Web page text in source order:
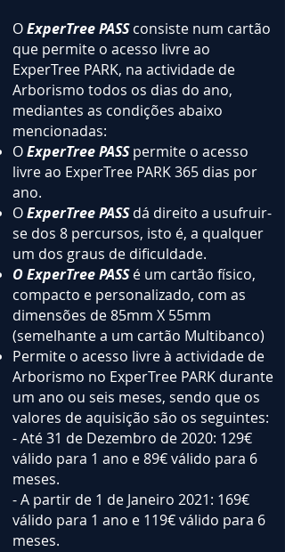
OExperTree PASSconsiste num cartão
que permite o acesso livre ao
ExperTree PARK, na actividade de
Arborismo todos os dias do ano,
mediantes as condições abaixo
mencionadas:
OExperTree PASSpermite o acesso
livre ao ExperTree PARK 365 dias por
ano.
OExperTree PASSdá direito a usufruir-
se dos 8 percursos, isto é, a qualquer
um dos graus de dificuldade.
O ExperTree PASSé um cartão físico,
compacto e personalizado, com as
dimensões de 85mm X 55mm
(semelhante a um cartão Multibanco)
Permite o acesso livre à actividade de
Arborismo no ExperTree PARK durante
um ano ou seis meses, sendo que os
valores de aquisição são os seguintes:
- Até 31 de Dezembro de 2020: 129€
válido para 1 ano e 89€ válido para 6
meses.
- A partir de 1 de Janeiro 2021: 169€
válido para 1 ano e 119€ válido para 6
meses.